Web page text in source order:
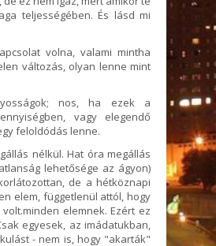
teljességében. És lásd mi
volna, valami mintha
változás, olyan lenne mint
nos, ha ezek a
vagy elegendő
feloldódás lenne.
nélkül. Hat óra megállás
lehetősége az ágyon)
de a hétköznapi
elem, függetlenül attól, hogy
elemnek. Ezért ez
egyesek, az imádatukban,
- nem is, hogy "akarták"